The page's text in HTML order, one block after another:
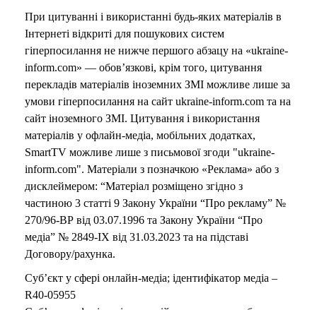
При цитуванні і використанні будь-яких матеріалів в
Інтернеті відкриті для пошукових систем
гіперпосилання не нижче першого абзацу на «ukraine-
inform.com» — обов’язкові, крім того, цитування
перекладів матеріалів іноземних ЗМІ можливе лише за
умови гіперпосилання на сайт ukraine-inform.com та на
сайт іноземного ЗМІ. Цитування і використання
матеріалів у офлайн-медіа, мобільних додатках,
SmartTV можливе лише з письмової згоди "ukraine-
inform.com". Матеріали з позначкою «Реклама» або з
дисклеймером: “Матеріал розміщено згідно з
частиною 3 статті 9 Закону України “Про рекламу” №
270/96-ВР від 03.07.1996 та Закону України “Про
медіа” № 2849-IX від 31.03.2023 та на підставі
Договору/рахунка.
Суб’єкт у сфері онлайн-медіа; ідентифікатор медіа –
R40-05955